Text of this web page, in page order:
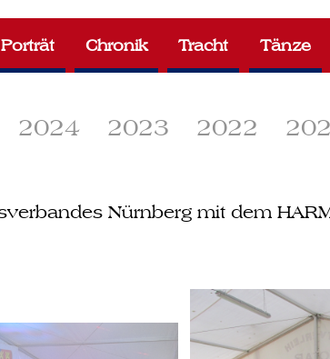
2024 2023 2022
Porträt Chronik Tracht Tänze
Nürnberg mit dem